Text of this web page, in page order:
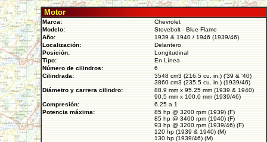
Motor
Marca:
Chevrolet
Modelo:
Stovebolt - Blue Flame
Año:
1939 & 1940 / 1946 (1939/46)
Localización:
Delantero
Posición:
Longitudinal
Tipo:
En Línea
Número de cilindros:
6
Cilindrada:
3548 cm3 (216.5 cu. in.) ('39 & '40)
3860 cm3 (235.5 cu. in.) (1939/46)
Diámetro y carrera cilindro:
88.9 mm x 95.25 mm (1939 & 1940)
90.5 mm x 100.0 mm (1939/46)
Compresión:
6.25 a 1
Potencia máxima:
85 hp @ 3200 rpm (1939) (F)
85 hp @ 3400 rpm (1940) (F)
93 hp @ 3200 rpm (1939/46) (F)
120 hp (1939 & 1940) (M)
130 hp (1939/46) (M)